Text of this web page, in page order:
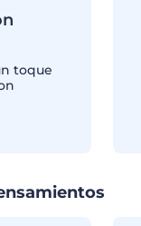
toque